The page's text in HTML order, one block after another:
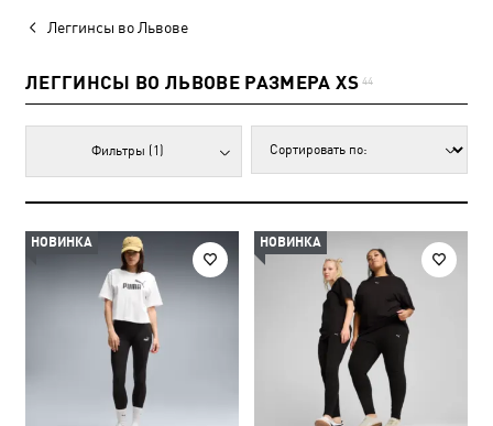
Леггинсы во Львове
ЛЕГГИНСЫ ВО ЛЬВОВЕ РАЗМЕРА XS 44
Фильтры (1)
НОВИНКА НОВИНКА